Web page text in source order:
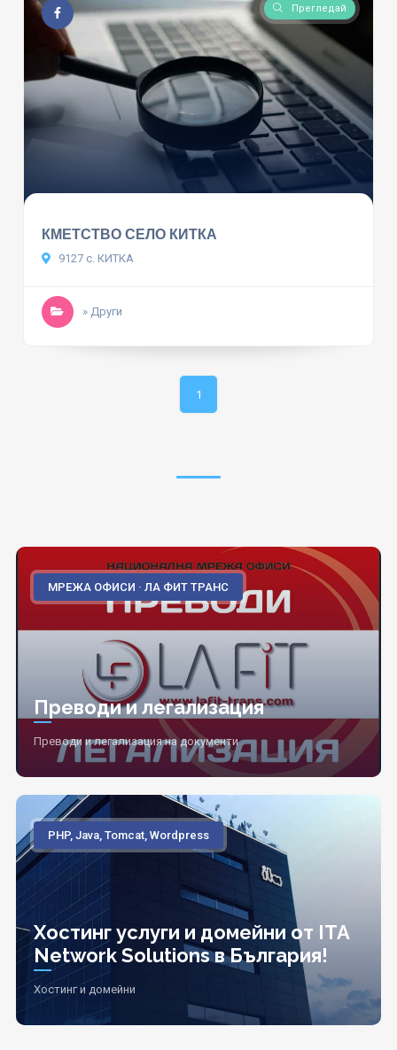
Прегледай
КМЕТСТВО СЕЛО КИТКА
9127 с. КИТКА
» Други
1
МРЕЖА ОФИСИ · ЛА ФИТ ТРАНС
Преводи и легализация
Преводи и легализация на документи
PHP, Java, Tomcat, Wordpress
Хостинг услуги и домейни от ITA
Network Solutions в България!
Хостинг и домейни